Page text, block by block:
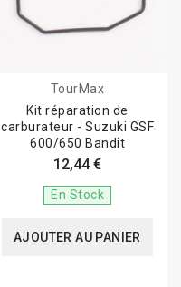
TourMax
Kit réparation de
carburateur - Suzuki GSF
600/650 Bandit
12,44 €
En Stock
AJOUTER AU PANIER